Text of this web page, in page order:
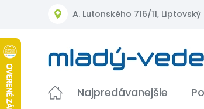
A. Lutonského 716/11, Liptovský
Najpredávanejšie